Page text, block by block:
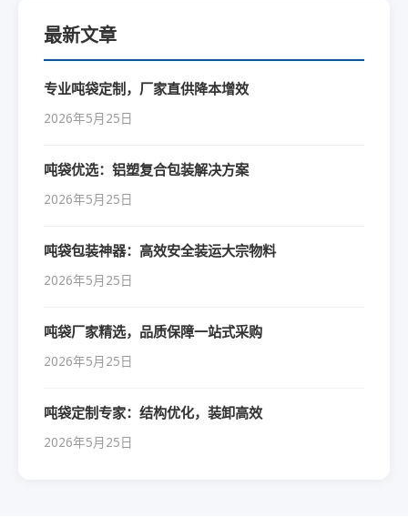
最新文章
专业吨袋定制，厂家直供降本增效
2026年5月25日
吨袋优选：铝塑复合包装解决方案
2026年5月25日
吨袋包装神器：高效安全装运大宗物料
2026年5月25日
吨袋厂家精选，品质保障一站式采购
2026年5月25日
吨袋定制专家：结构优化，装卸高效
2026年5月25日